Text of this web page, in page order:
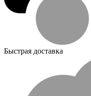
Быстрая доставка